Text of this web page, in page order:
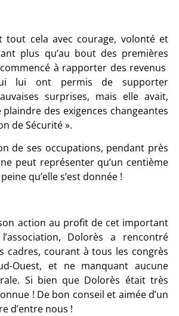
tout cela avec courage, volonté et
plus qu’au bout des premières
à rapporter des revenus
lui ont permis de supporter
surprises, mais elle avait,
des exigences changeantes
de Sécurité ».
de ses occupations, pendant près
peut représenter qu’un centième
qu’elle s’est donnée !
action au profit de cet important
Dolorès a rencontré
cadres, courant à tous les congrès
Ouest, et ne manquant aucune
Si bien que Dolorès était très
! De bon conseil et aimée d’un
d’entre nous !